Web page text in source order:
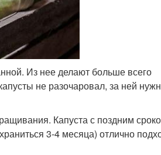
Из нее делают больше всего
не разочаровал, за ней
Капуста с поздним
3-4 месяца) отлично